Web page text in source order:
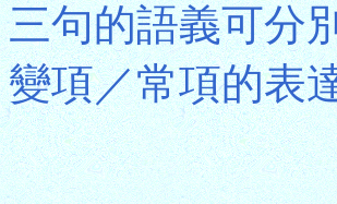
三句的語義可分
變項／常項的表